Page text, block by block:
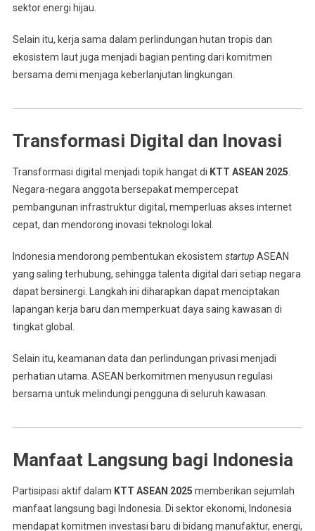
sektor energi hijau.
Selain itu, kerja sama dalam perlindungan hutan tropis dan
ekosistem laut juga menjadi bagian penting dari komitmen
bersama demi menjaga keberlanjutan lingkungan.
Transformasi Digital dan Inovasi
Transformasi digital menjadi topik hangat di KTT ASEAN 2025
Negara-negara anggota bersepakat mempercepat
pembangunan infrastruktur digital, memperluas akses internet
cepat, dan mendorong inovasi teknologi lokal.
Indonesia mendorong pembentukan ekosistem startup ASEAN
yang saling terhubung, sehingga talenta digital dari setiap negara
dapat bersinergi. Langkah ini diharapkan dapat menciptakan
lapangan kerja baru dan memperkuat daya saing kawasan di
tingkat global.
Selain itu, keamanan data dan perlindungan privasi menjadi
perhatian utama. ASEAN berkomitmen menyusun regulasi
bersama untuk melindungi pengguna di seluruh kawasan.
Manfaat Langsung bagi Indonesia
Partisipasi aktif dalam KTT ASEAN 2025 memberikan sejumlah
manfaat langsung bagi Indonesia. Di sektor ekonomi, Indonesia
mendapat komitmen investasi baru di bidang manufaktur, energi,